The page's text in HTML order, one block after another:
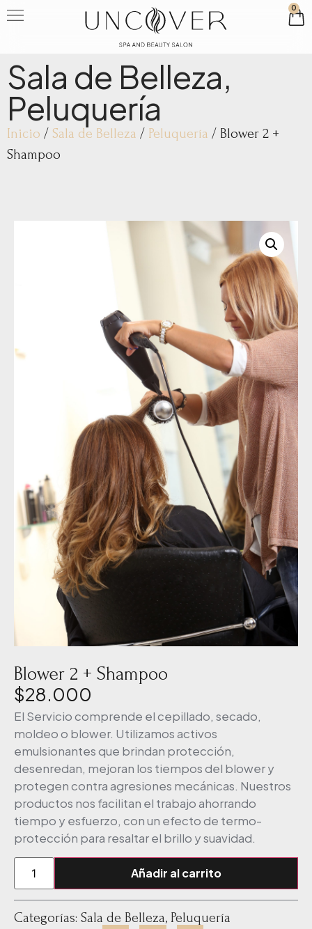
0
Sala de Belleza,
Peluquería
Inicio / Sala de Belleza / Peluquería / Blower 2 +
Shampoo
Blower 2 + Shampoo
$28.000
El Servicio comprende el cepillado, secado,
moldeo o blower. Utilizamos activos
emulsionantes que brindan protección,
desenredan, mejoran los tiempos del blower y
protegen contra agresiones mecánicas. Nuestros
productos nos facilitan el trabajo ahorrando
tiempo y esfuerzo, con un efecto de termo-
protección para resaltar el brillo y suavidad.
Añadir al carrito
Categorías: Sala de Belleza, Peluquería